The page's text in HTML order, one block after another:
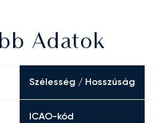
Adatok
Szélesség / Hosszúság
ICAO-kód